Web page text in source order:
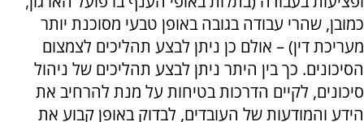
כמובן, שהרי עבודה בגובה באופן טבעי מסוכנת יותר
מעריכת דין) – אולם כן ניתן לבצע תהליכים לצמצום
הסיכונים. כך בין היתר ניתן לבצע תהליכים של ניהול
סיכונים, לקיים הדרכות בטיחות על מנת להרחיב את
הידע והמודעות של העובדים, לבדוק באופן קבוע את